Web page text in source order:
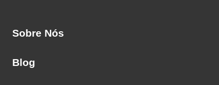
Sobre Nós
Blog